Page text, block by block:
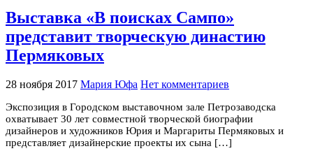
Выставка «В поисках Сампо»
представит творческую династию
Пермяковых
28 ноября 2017 Мария Юфа Нет комментариев
Экспозиция в Городском выставочном зале Петрозаводска
охватывает 30 лет совместной творческой биографии
дизайнеров и художников Юрия и Маргариты Пермяковых и
представляет дизайнерские проекты их сына […]